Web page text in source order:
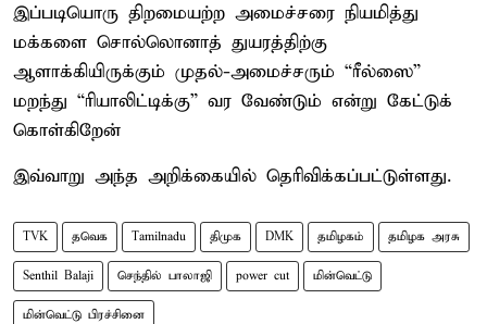
இப்படியொரு திறமையற்ற அமைச்சரை நியமித்து
மக்களை சொல்லொனாத் துயரத்திற்கு
ஆளாக்கியிருக்கும் முதல்-அமைச்சரும் “ரீல்ஸை”
மறந்து “ரியாலிட்டிக்கு” வர வேண்டும் என்று கேட்டுக்
கொள்கிறேன்
இவ்வாறு அந்த அறிக்கையில் தெரிவிக்கப்பட்டுள்ளது.
TVK தவெக Tamilnadu திமுக DMK தமிழகம் தமிழக அரசு
Senthil Balaji செந்தில் பாலாஜி power cut மின்வெட்டு
மின்வெட்டு பிரச்சினை